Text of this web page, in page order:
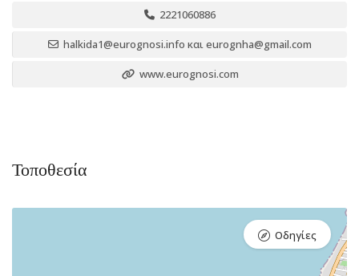
2221060886
halkida1@eurognosi.info και eurognha@gmail.com
www.eurognosi.com
Τοποθεσία
Οδηγίες